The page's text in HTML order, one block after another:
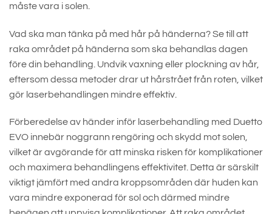
måste vara i solen.
Vad ska man tänka på med hår på händerna? Se till att
raka området på händerna som ska behandlas dagen
före din behandling. Undvik vaxning eller plockning av hår,
eftersom dessa metoder drar ut hårstrået från roten, vilket
gör laserbehandlingen mindre effektiv.
Förberedelse av händer inför laserbehandling med Duetto
EVO innebär noggrann rengöring och skydd mot solen,
vilket är avgörande för att minska risken för komplikationer
och maximera behandlingens effektivitet. Detta är särskilt
viktigt jämfört med andra kroppsområden där huden kan
vara mindre exponerad för sol och därmed mindre